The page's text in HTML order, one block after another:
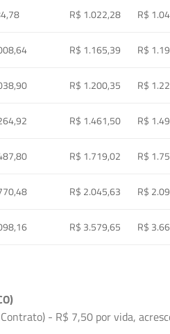
R$ 1.022,28 R$
R$ 1.165,39 R$
R$ 1.200,35 R$
R$ 1.461,50 R$
R$ 1.719,02 R$
R$ 2.045,63 R$
R$ 3.579,65 R$
- R$ 7,50 por vida,